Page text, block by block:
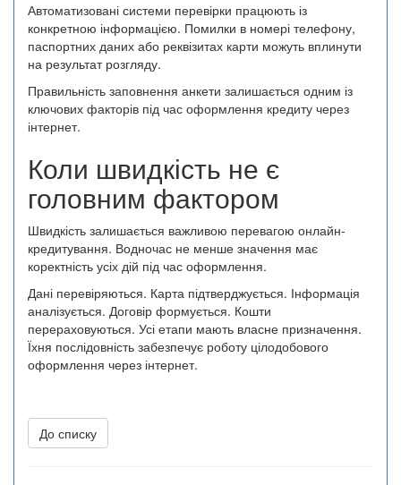
Автоматизовані системи перевірки працюють із
конкретною інформацією. Помилки в номері телефону,
паспортних даних або реквізитах карти можуть вплинути
на результат розгляду.
Правильність заповнення анкети залишається одним із
ключових факторів під час оформлення кредиту через
інтернет.
Коли швидкість не є
головним фактором
Швидкість залишається важливою перевагою онлайн-
кредитування. Водночас не менше значення має
коректність усіх дій під час оформлення.
Дані перевіряються. Карта підтверджується. Інформація
аналізується. Договір формується. Кошти
перераховуються. Усі етапи мають власне призначення.
Їхня послідовність забезпечує роботу цілодобового
оформлення через інтернет.
До списку